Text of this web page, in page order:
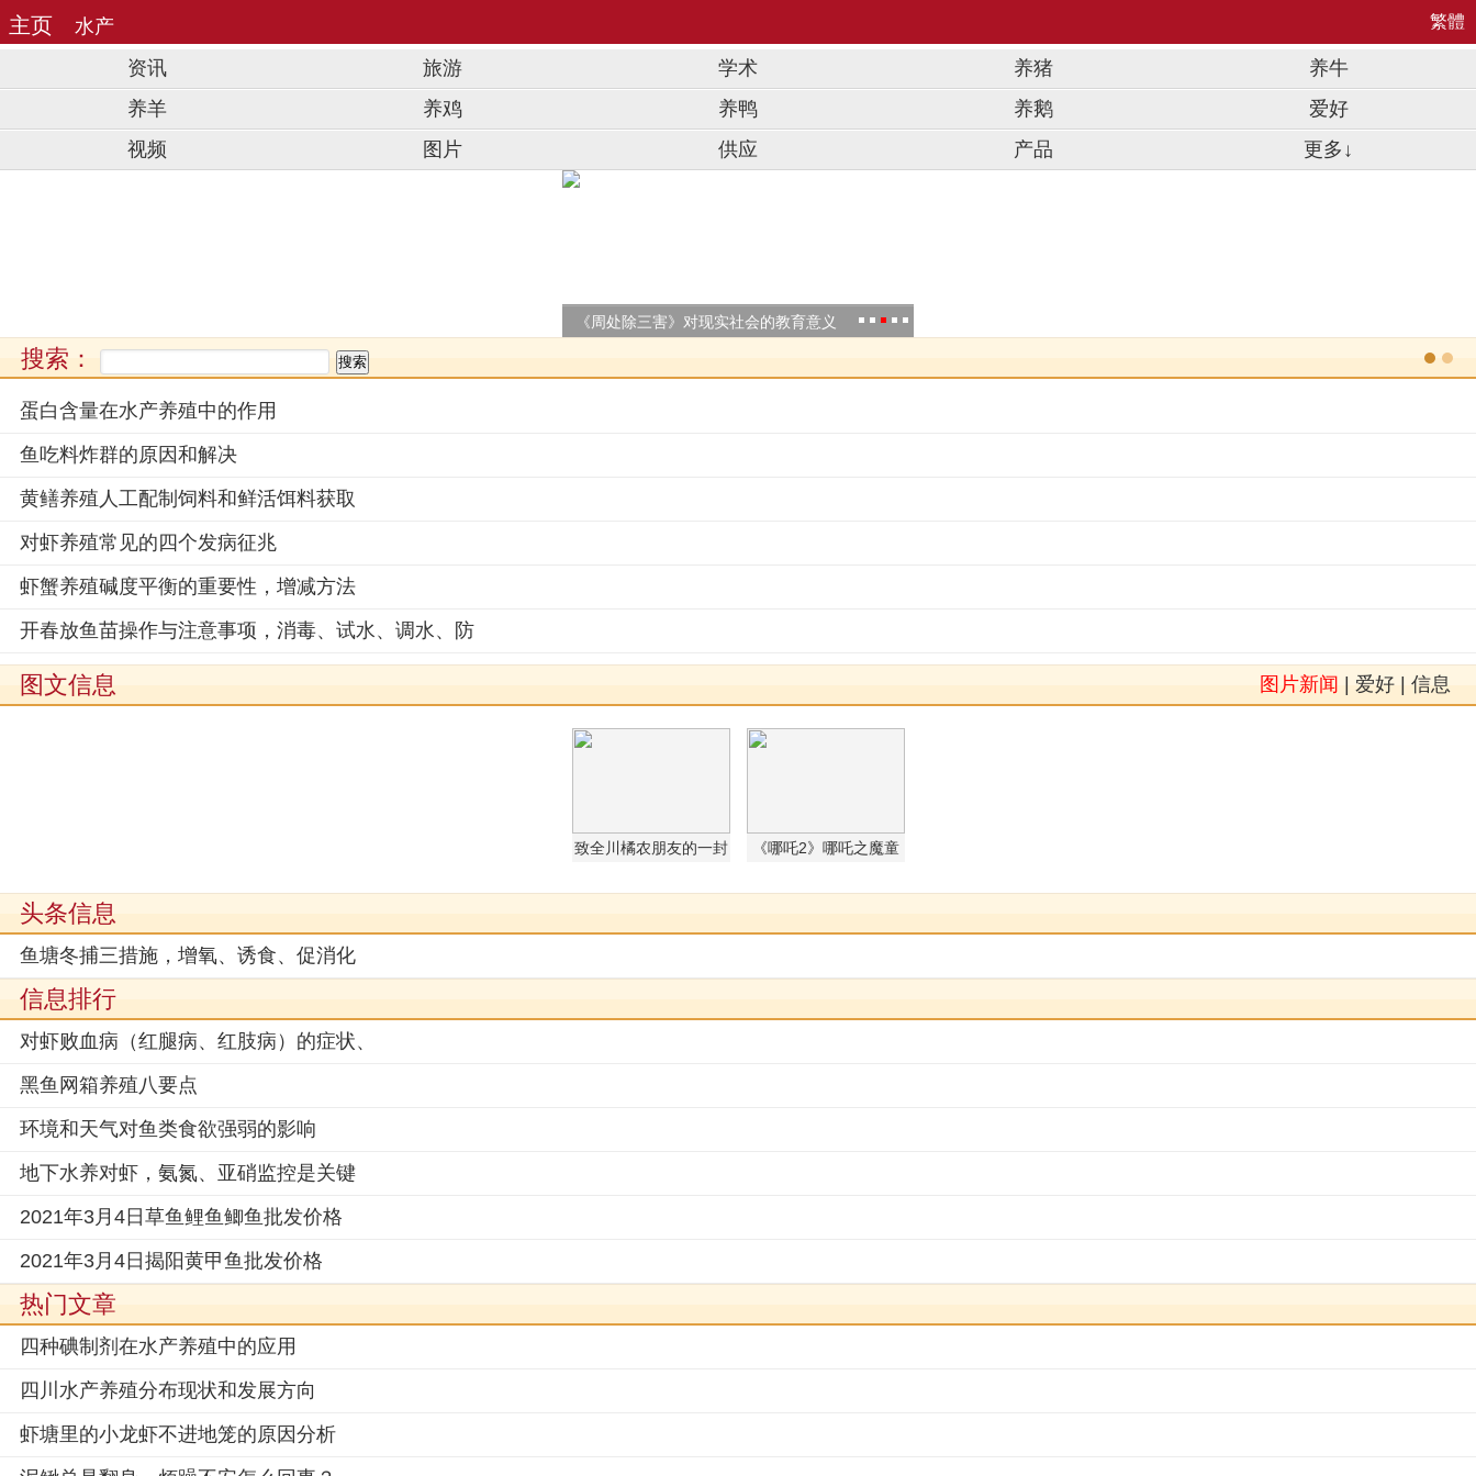
主页 水产 繁體
资讯 旅游 学术 养猪
养牛
养羊
养鸡 养鸭 养鹅
爱好
视频
图片 供应 产品 更多↓
统节日介绍
它的教育意义
《周处除三害》对现实社会的教育意义
. .
搜索：
蛋白含量在水产养殖中的作用
鱼吃料炸群的原因和解决
黄鳝养殖人工配制饲料和鲜活饵料获取
对虾养殖常见的四个发病征兆
虾蟹养殖碱度平衡的重要性，增减方法
开春放鱼苗操作与注意事项，消毒、试水、调水、防
图片新闻 爱好 信息
图文信息
致全川橘农朋友的一封
橘园”
《哪吒2》哪吒之魔童
头条信息
鱼塘冬捕三措施，增氧、诱食、促消化
信息排行
对虾败血病（红腿病、红肢病）的症状、
黑鱼网箱养殖八要点
环境和天气对鱼类食欲强弱的影响
地下水养对虾，氨氮、亚硝监控是关键
2021年3月4日草鱼鲤鱼鲫鱼批发价格
2021年3月4日揭阳黄甲鱼批发价格
热门文章
四种碘制剂在水产养殖中的应用
四川水产养殖分布现状和发展方向
虾塘里的小龙虾不进地笼的原因分析